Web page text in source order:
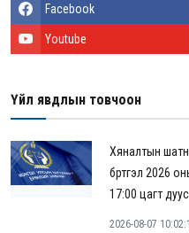
Facebook
Youtube
Үйл явдлын товчоон
Хяналтын
бүртгэл 2026
17:00 цагт
2026-08-07